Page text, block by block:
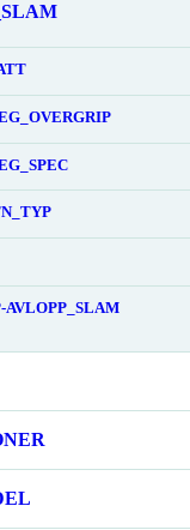
AVLOPP_SLAM